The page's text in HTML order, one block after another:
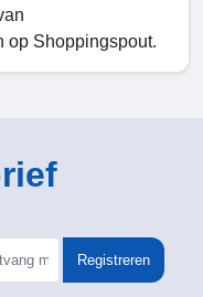
op Shoppingspout.
Registreren